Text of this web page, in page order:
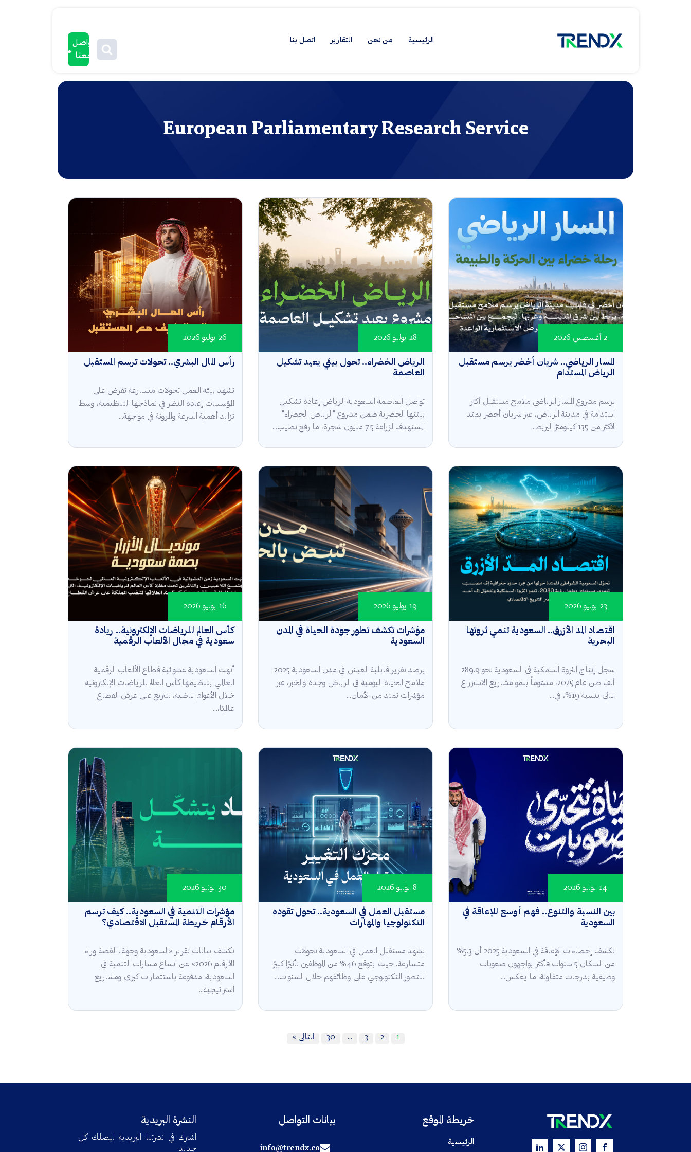
الرئيسية من نحن التقارير اتصل بنا
تواصل
معنا
European Parliamentary Research Service
المسار الرياضي.. شريان أخضر يرسم مستقبل
الرياض المستدام
2 أغسطس 2026
يرسم مشروع المسار الرياضي ملامح مستقبل أكثر
استدامة في مدينة الرياض، عبر شريان أخضر يمتد
لأكثر من 135 كيلومترًا ليربط...
الرياض الخضراء.. تحول بيئي يعيد تشكيل
العاصمة
28 يوليو 2026
تواصل العاصمة السعودية الرياض إعادة تشكيل
بيئتها الحضرية ضمن مشروع "الرياض الخضراء"
المستهدف لزراعة 7.5 مليون شجرة، ما رفع نصيب...
رأس المال البشري.. تحولات ترسم المستقبل
26 يوليو 2026
تشهد بيئة العمل تحولات متسارعة تفرض على
المؤسسات إعادة النظر في نماذجها التنظيمية، وسط
تزايد أهمية السرعة والمرونة في مواجهة...
اقتصاد المد الأزرق.. السعودية تنمي ثروتها
البحرية
23 يوليو 2026
سجل إنتاج الثروة السمكية في السعودية نحو 289.9
ألف طن عام 2025، مدعوماً بنمو مشاريع الاستزراع
المائي بنسبة 19%، في...
مؤشرات تكشف تطور جودة الحياة في المدن
السعودية
19 يوليو 2026
يرصد تقرير قابلية العيش في مدن السعودية 2025
ملامح الحياة اليومية في الرياض وجدة والخبر، عبر
مؤشرات تمتد من الأمان...
كأس العالم للرياضات الإلكترونية.. ريادة
سعودية في مجال الألعاب الرقمية
16 يوليو 2026
أنهت السعودية عشوائية قطاع الألعاب الرقمية
العالمي بتنظيمها كأس العالم للرياضات الإلكترونية
خلال الأعوام الماضية، لتتربع على عرش القطاع
عالميًا،...
بين النسبة والتنوع.. فهم أوسع للإعاقة في
السعودية
14 يوليو 2026
تكشف إحصاءات الإعاقة في السعودية 2025 أن 5.3%
من السكان 5 سنوات فأكثر يواجهون صعوبات
وظيفية بدرجات متفاوتة، ما يعكس...
مستقبل العمل في السعودية.. تحول تقوده
التكنولوجيا والمهارات
8 يوليو 2026
يشهد مستقبل العمل في السعودية تحولات
متسارعة، حيث يتوقع 46% من الموظفين تأثيرًا كبيرًا
للتطور التكنولوجي على وظائفهم خلال السنوات...
مؤشرات التنمية في السعودية.. كيف ترسم
الأرقام خريطة المستقبل الاقتصادي؟
30 يونيو 2026
تكشف بيانات تقرير «السعودية وجهة.. القصة وراء
الأرقام 2026» عن اتساع مسارات التنمية في
السعودية، مدفوعة باستثمارات كبرى ومشاريع
استراتيجية...
1
2
3
…
30 التالي »
خريطة الموقع
الرئيسية
بيانات التواصل
info@trendx.co
النشرة البريدية
اشترك في نشرتنا البريدية ليصلك كل
جديد